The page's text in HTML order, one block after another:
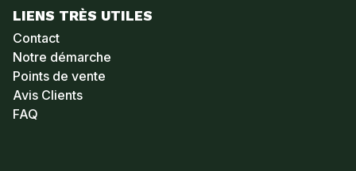
LIENS TRÈS UTILES
Contact
Notre démarche
Points de vente
Avis Clients
FAQ